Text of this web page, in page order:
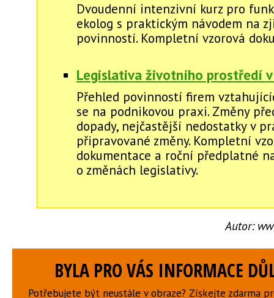
Dvoudenní intenzivní kurz pro
ekolog s praktickým návodem na
povinností. Kompletní vzorová
Legislativa životního prostředí
Přehled povinností firem
se na podnikovou praxi. Změny
dopady, nejčastější nedostatky v
připravované změny. Kompletní
dokumentace a roční předplatné
o změnách legislativy.
Autor:
BYLA PRO VÁS INFORMACE
Potřebujete být neustále v obraze? Získejte zdarma